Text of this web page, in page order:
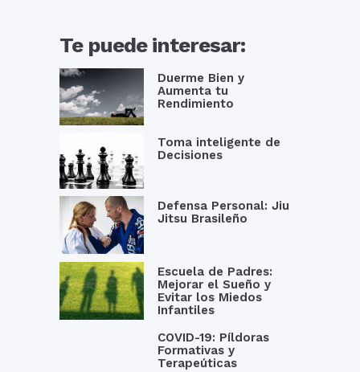
Te puede interesar:
Duerme Bien y
Aumenta tu
Rendimiento
Toma inteligente de
Decisiones
Defensa Personal: Jiu
Jitsu Brasileño
Escuela de Padres:
Mejorar el Sueño y
Evitar los Miedos
Infantiles
COVID-19: Píldoras
Formativas y
Terapeúticas